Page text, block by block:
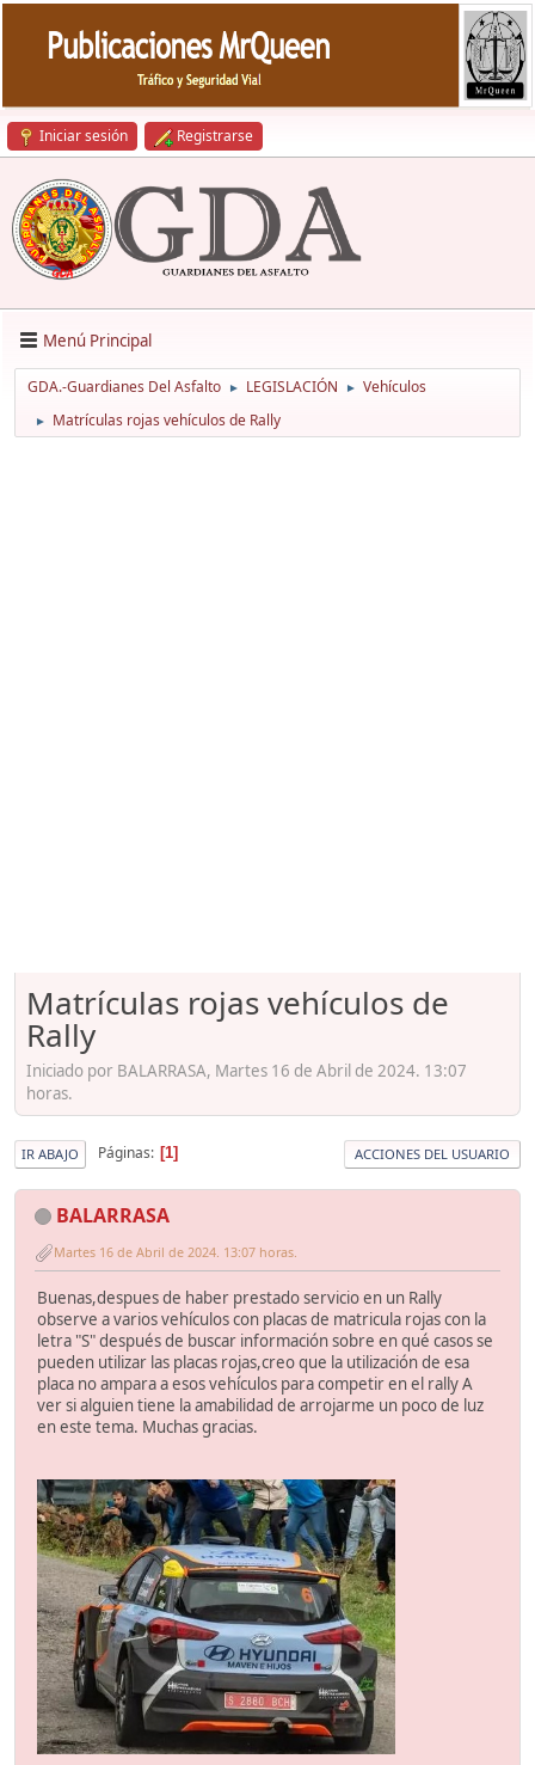
Iniciar sesión Registrarse
Menú Principal
GDA.-Guardianes Del Asfalto ► LEGISLACIÓN ► Vehículos
► Matrículas rojas vehículos de Rally
Matrículas rojas vehículos de
Rally
Iniciado por BALARRASA, Martes 16 de Abril de 2024. 13:07
horas.
IR ABAJO Páginas 1 ACCIONES DEL USUARIO
BALARRASA
Martes 16 de Abril de 2024. 13:07 horas.
Buenas,despues de haber prestado servicio en un Rally
observe a varios vehículos con placas de matricula rojas con la
letra "S" después de buscar información sobre en qué casos se
pueden utilizar las placas rojas,creo que la utilización de esa
placa no ampara a esos vehículos para competir en el rally A
ver si alguien tiene la amabilidad de arrojarme un poco de luz
en este tema. Muchas gracias.